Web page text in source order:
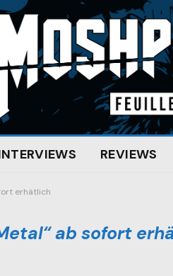
REVIEWS
erhätlich
ab sofort